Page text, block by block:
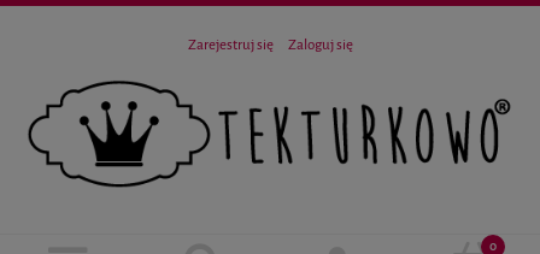
Zarejestruj się Zaloguj się